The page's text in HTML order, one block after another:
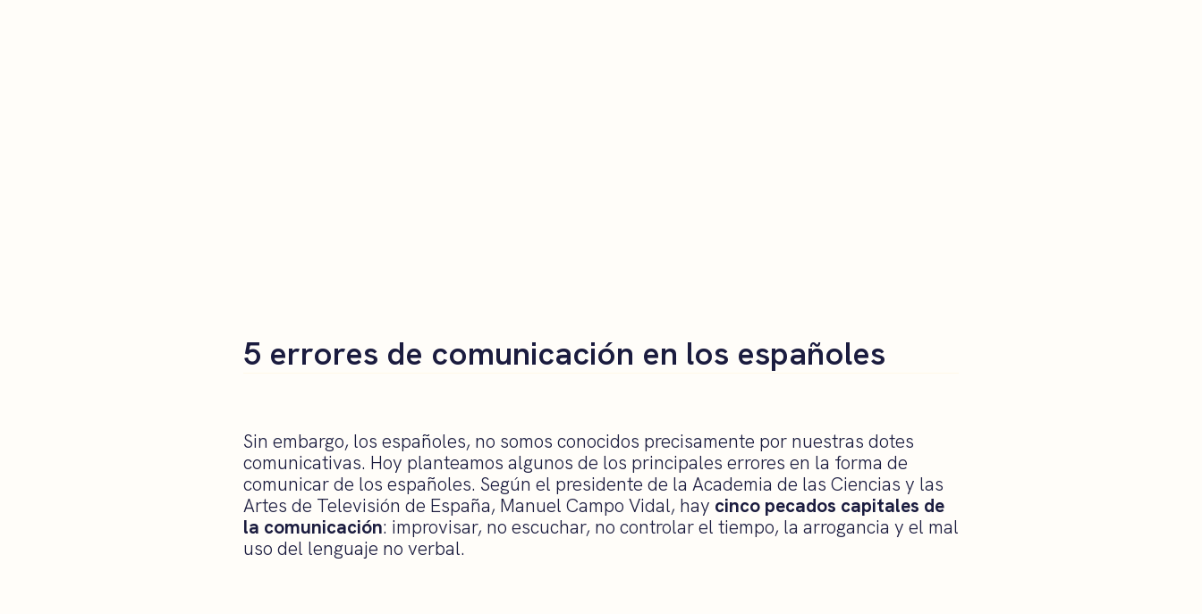
5 errores de comunicación en los españoles
Sin embargo, los españoles, no somos conocidos precisamente por nuestras dotes
comunicativas. Hoy planteamos algunos de los principales errores en la forma de
comunicar de los españoles. Según el presidente de la Academia de las Ciencias y las
Artes de Televisión de España, Manuel Campo Vidal, hay cinco pecados capitales de
la comunicación: improvisar, no escuchar, no controlar el tiempo, la arrogancia y el mal
uso del lenguaje no verbal.